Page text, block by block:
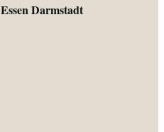
Darmstadt